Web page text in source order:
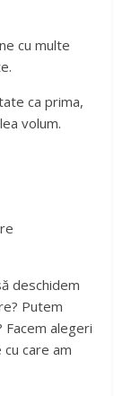
cu multe
ca prima,
volum.
deschidem
Putem
Facem alegeri
care am